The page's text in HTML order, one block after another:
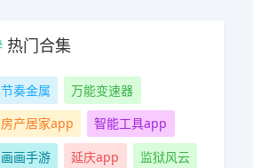
热门合集
节奏金属
万能变速器
房产居家app
智能工具app
画画手游
延庆app
监狱风云